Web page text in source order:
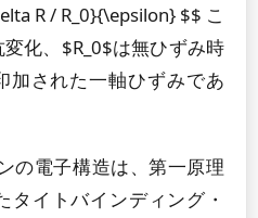
R / R_0}{\epsilon} $$ こ
化、$R_0$は無ひずみ時
加された一軸ひずみであ
の電子構造は、第一原理
タイトバインディング・